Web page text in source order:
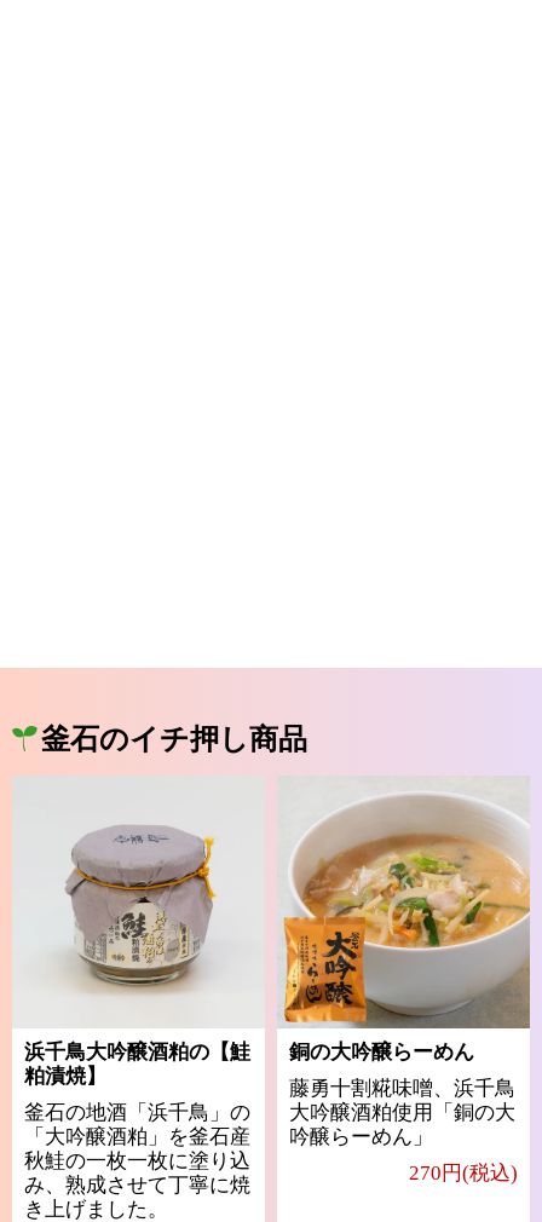
釜石のイチ押し商品
浜千鳥大吟醸酒粕の【鮭
粕漬焼】
釜石の地酒「浜千鳥」の
「大吟醸酒粕」を釜石産
秋鮭の一枚一枚に塗り込
み、熟成させて丁寧に焼
き上げました。
銅の大吟醸らーめん
藤勇十割糀味噌、浜千鳥
大吟醸酒粕使用「銅の大
吟醸らーめん」
270円(税込)